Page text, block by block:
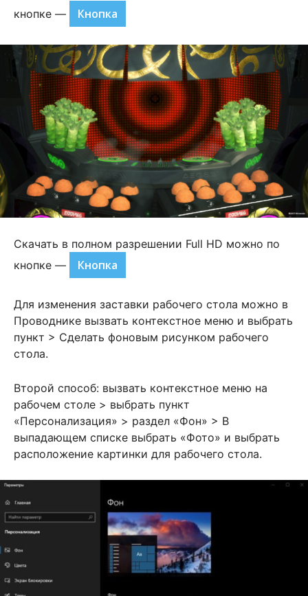
кнопке — Кнопка
Скачать в полном разрешении Full HD можно по
кнопке —
Кнопка
Для изменения заставки рабочего стола можно в
Проводнике вызвать контекстное меню и выбрать
пункт > Сделать фоновым рисунком рабочего
стола.
Второй способ: вызвать контекстное меню на
рабочем столе > выбрать пункт
«Персонализация» > раздел «Фон» > В
выпадающем списке выбрать «Фото» и выбрать
расположение картинки для рабочего стола.